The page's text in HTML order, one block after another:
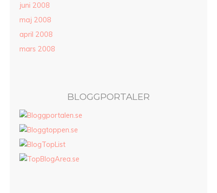
juni 2008
maj 2008
april 2008
mars 2008
BLOGGPORTALER